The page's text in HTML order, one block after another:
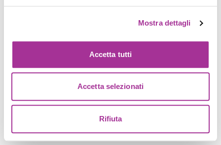
Mostra dettagli
Accetta tutti
Accetta selezionati
Rifiuta